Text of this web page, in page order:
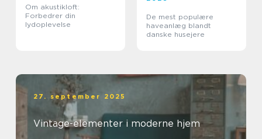
Om akustikloft:
Forbedrer din
lydoplevelse
De mest populære
haveanlæg blandt
danske husejere
27. september 2025
Vintage-elementer i moderne hjem